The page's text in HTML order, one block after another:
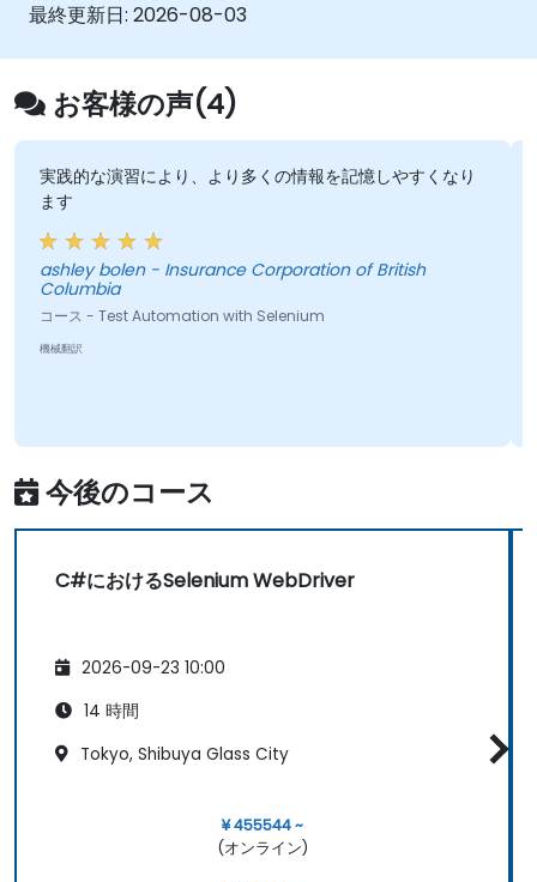
最終更新日: 2026-08-03
お客様の声(4)
実践的な演習により、より多くの情報を記憶しやすくなり
ます
ashley bolen - Insurance Corporation of British
Columbia
コース - Test Automation with Selenium
機械翻訳
今後のコース
C#におけるSelenium WebDriver
2026-09-23 10:00
14 時間
Tokyo, Shibuya Glass City
¥ 455544 ~
(オンライン)